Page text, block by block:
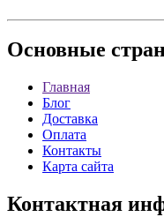
Основные
Главная
Блог
Доставка
Оплата
Контакты
Карта сайта
Контактная